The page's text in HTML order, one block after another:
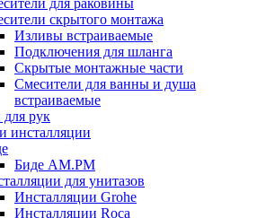
для раковины
скрытого монтажа
Изливы встраиваемые
Подключения для шланга
Скрытые монтажные части
Смесители для ванны и душа
встраиваемые
рук
инсталляции
Биде AM.PM
для унитазов
Инсталляции Grohe
Инсталляции Roca